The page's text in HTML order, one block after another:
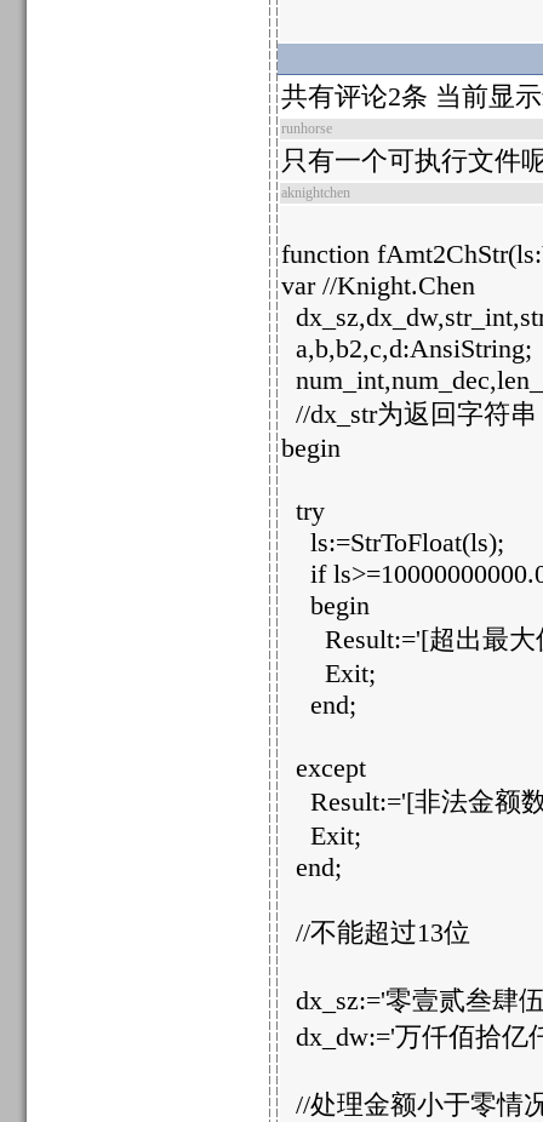
共有评论2条 当前显
runhorse
只有一个可执行文件
aknightchen
function
var //Knight.Chen
a,b,b2,c,d:AnsiString;
//dx_str为返回字符串
begin
try
ls:=StrToFloat(ls);
if
begin
Result:='[超出最大
Exit;
end;
except
Result:='[非法金额
Exit;
end;
//不能超过13位
dx_sz:='零壹贰叁肆
dx_dw:='万仟佰拾亿
//处理金额小于零情